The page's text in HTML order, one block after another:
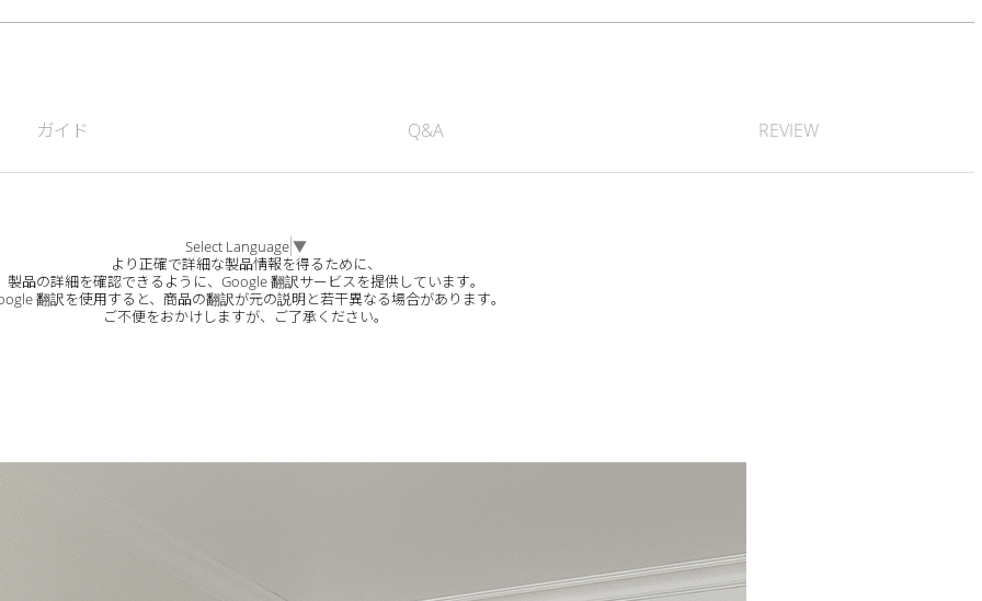
ガイド Q&A REVIEW
Select Language▼
より正確で詳細な製品情報を得るために、
製品の詳細を確認できるように、Google 翻訳サービスを提供しています。
翻訳を使用すると、商品の翻訳が元の説明と若干異なる場合があります。
ご不便をおかけしますが、ご了承ください。